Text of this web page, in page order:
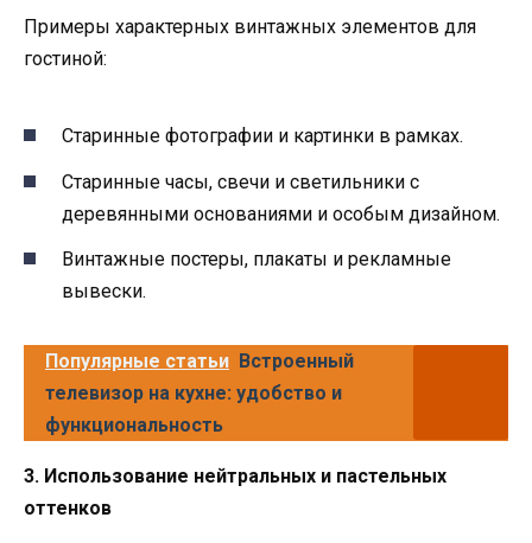
Примеры характерных винтажных элементов для
гостиной:
Старинные фотографии и картинки в рамках.
Старинные часы, свечи и светильники с
деревянными основаниями и особым дизайном.
Винтажные постеры, плакаты и рекламные
вывески.
Популярные статьи Встроенный
телевизор на кухне: удобство и
функциональность
3. Использование нейтральных и пастельных
оттенков